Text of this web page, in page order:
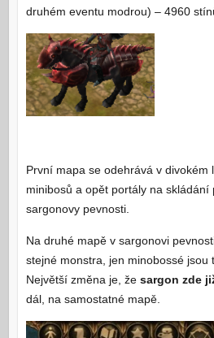
druhém eventu modrou) – 4960
První mapa se odehrává v divokém
minibosů a opět portály na
sargonovy pevnosti.
Na druhé mapě v sargonovi
stejné monstra, jen minobossé jsou
Největší změna je, že sargon zde
dál, na samostatné mapě.